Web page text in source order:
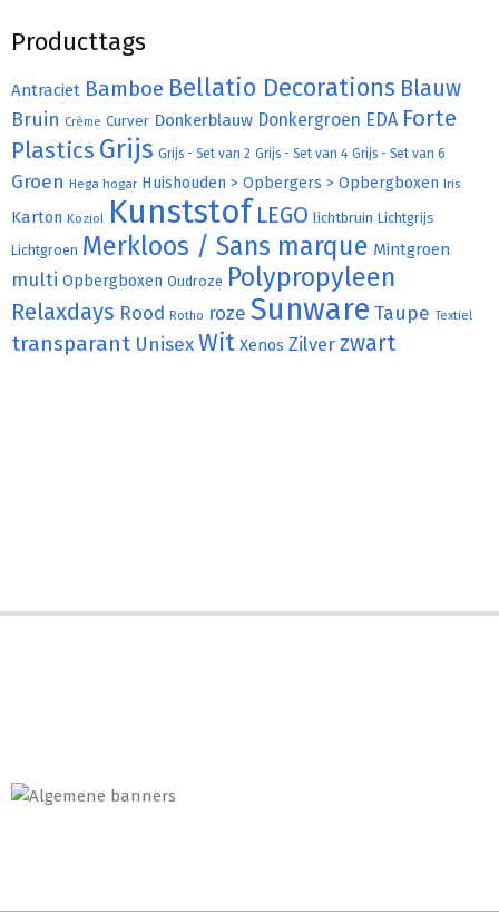
Producttags
Antraciet Bamboe Bellatio Decorations Blauw
Bruin Crème Curver Donkerblauw Donkergroen EDA Forte
Plastics Grijs Grijs - Set van 2 Grijs - Set van 4 Grijs - Set van 6
Groen Hega hogar Huishouden > Opbergers > Opbergboxen Iris
Karton Koziol Kunststof LEGO lichtbruin Lichtgrijs
Lichtgroen Merkloos / Sans marque Mintgroen
multi Opbergboxen Oudroze Polypropyleen
Relaxdays Rood Rotho roze Sunware Taupe Textiel
transparant UnisexWit Xenos Zilver zwart